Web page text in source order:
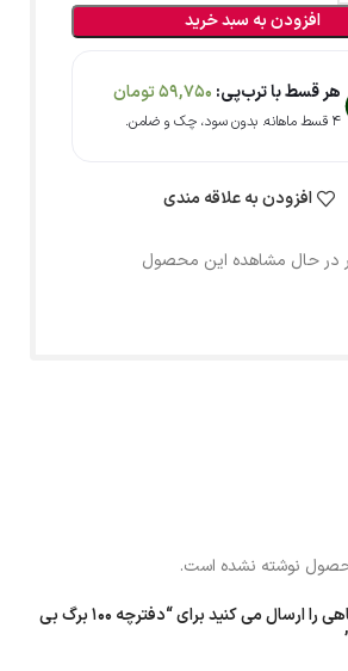
افزودن به سبد خرید
هر قسط با ترب‌پی: 59,750تومان
۴ قسط ماهانه. بدون سود، چک و ضامن.
افزودن به علاقه مندی
در حال مشاهده این محصول
نوشته نشده است.
اولین نفری باشید که دیدگاهی را ارسال می کنید برای “دفترچه 100 برگ بی